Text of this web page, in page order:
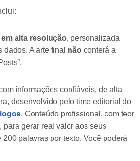
alta resolução, personalizada
dados. A arte final não conterá a
informações confiáveis, de alta
desenvolvido pelo time editorial do
. Conteúdo profissional, com teor
para gerar real valor aos seus
palavras por texto. Você poderá